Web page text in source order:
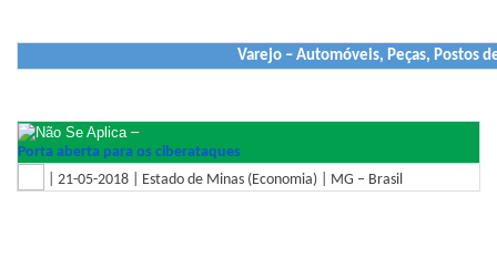
Varejo – Automóveis, Peças, Postos
–
Porta aberta para os ciberataques
| 21-05-2018 | Estado de Minas (Economia) | MG – Brasil